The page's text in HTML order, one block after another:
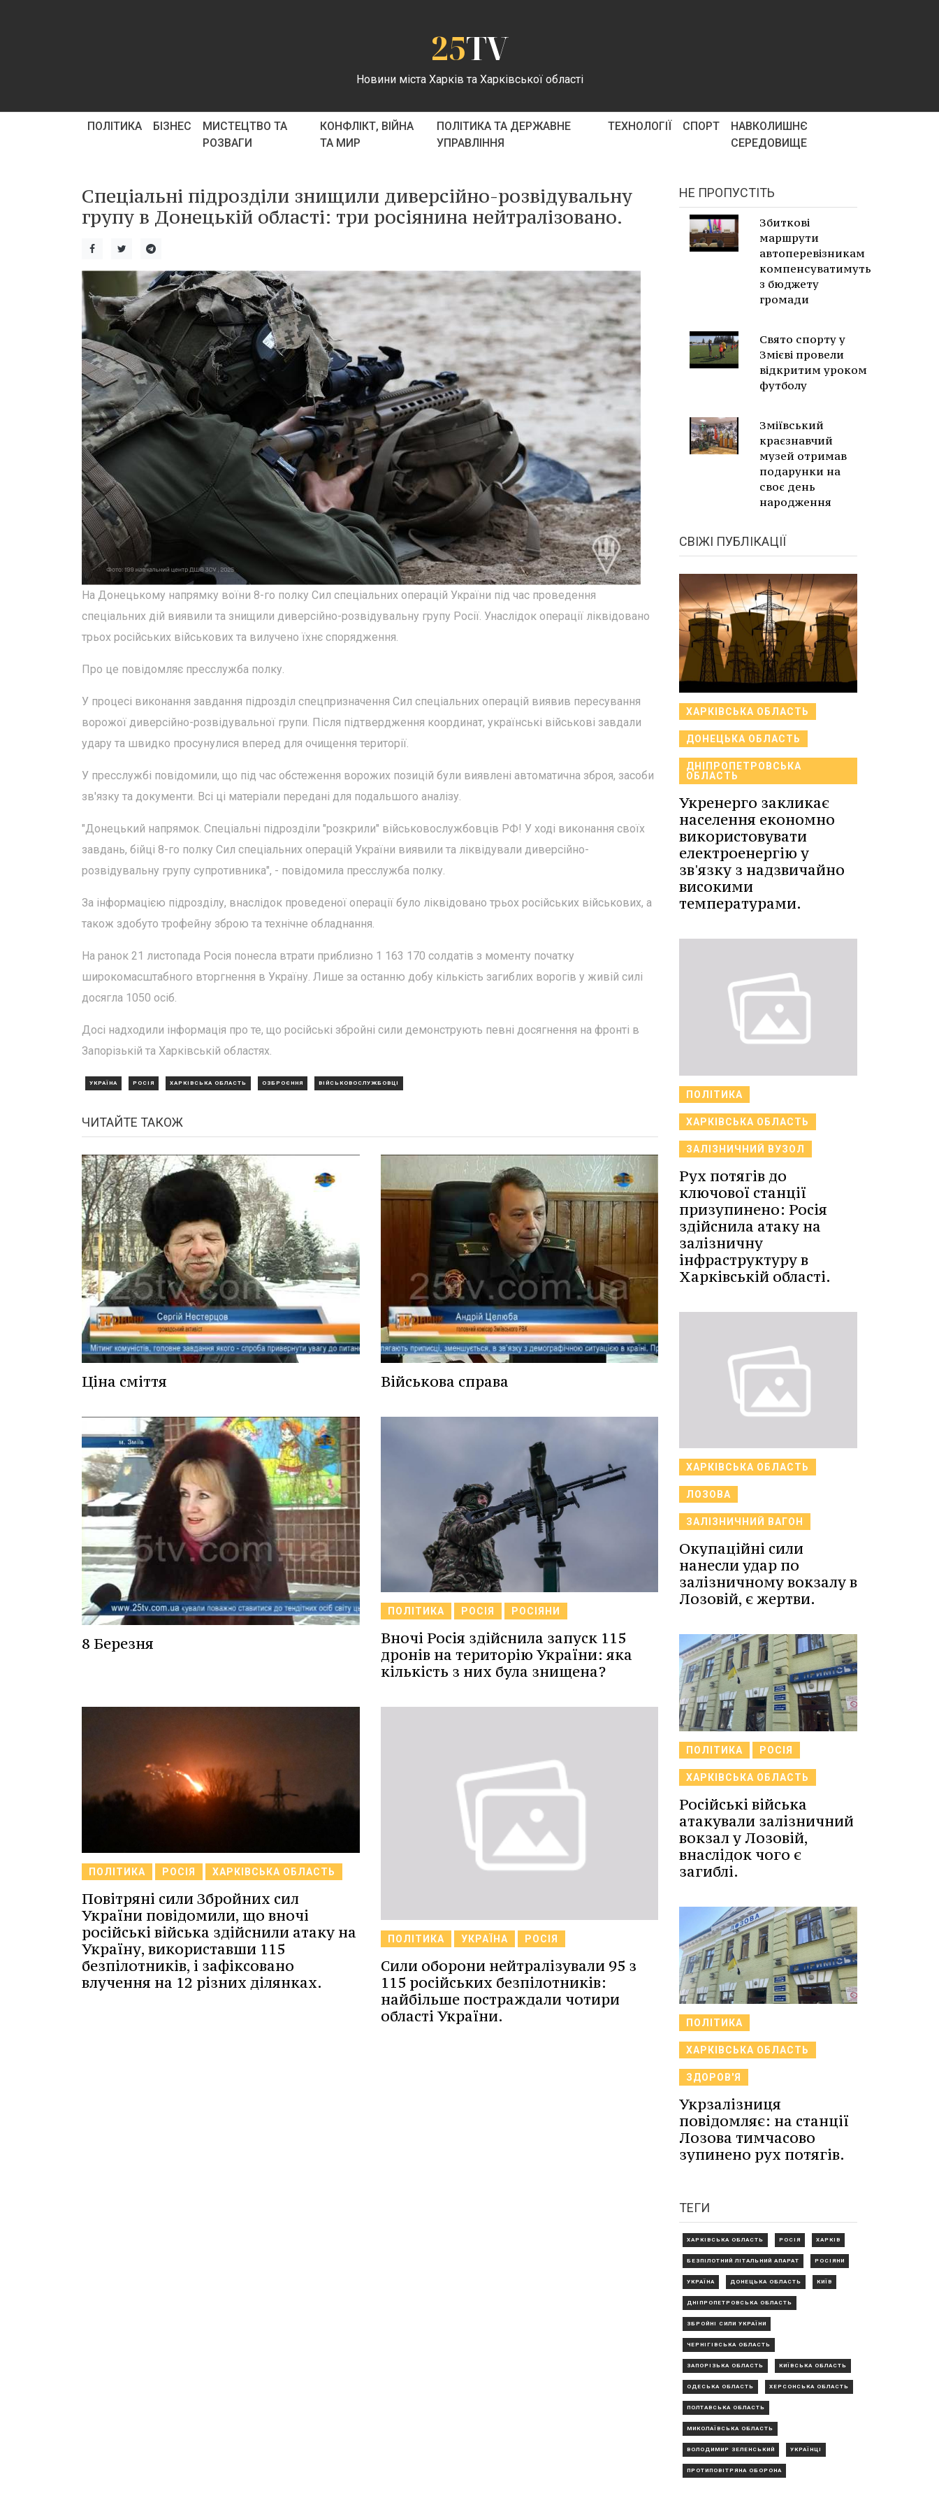
25TV
Новини міста Харків та Харківської області
ПОЛІТИКА БІЗНЕС
МИСТЕЦТВО ТА
РОЗВАГИ
КОНФЛІКТ, ВІЙНА
ТА МИР
ПОЛІТИКА ТА ДЕРЖАВНЕ
УПРАВЛІННЯ
ТЕХНОЛОГІЇ СПОРТ
НАВКОЛИШНЄ
СЕРЕДОВИЩЕ
Спеціальні підрозділи знищили диверсійно-розвідувальну
групу в Донецькій області: три росіянина нейтралізовано.
На Донецькому напрямку воїни 8-го полку Сил спеціальних операцій України під час проведення
спеціальних дій виявили та знищили диверсійно-розвідувальну групу Росії. Унаслідок операції ліквідовано
трьох російських військових та вилучено їхнє спорядження.
Про це повідомляє пресслужба полку.
У процесі виконання завдання підрозділ спецпризначення Сил спеціальних операцій виявив пересування
ворожої диверсійно-розвідувальної групи. Після підтвердження координат, українські військові завдали
удару та швидко просунулися вперед для очищення території.
У пресслужбі повідомили, що під час обстеження ворожих позицій були виявлені автоматична зброя, засоби
зв'язку та документи. Всі ці матеріали передані для подальшого аналізу.
"Донецький напрямок. Спеціальні підрозділи "розкрили" військовослужбовців РФ! У ході виконання своїх
завдань, бійці 8-го полку Сил спеціальних операцій України виявили та ліквідували диверсійно-
розвідувальну групу супротивника", - повідомила пресслужба полку.
За інформацією підрозділу, внаслідок проведеної операції було ліквідовано трьох російських військових, а
також здобуто трофейну зброю та технічне обладнання.
На ранок 21 листопада Росія понесла втрати приблизно 1 163 170 солдатів з моменту початку
широкомасштабного вторгнення в Україну. Лише за останню добу кількість загиблих ворогів у живій силі
досягла 1050 осіб.
Досі надходили інформація про те, що російські збройні сили демонструють певні досягнення на фронті в
Запорізькій та Харківській областях.
УКРАЇНА РОСІЯ ХАРКІВСЬКА ОБЛАСТЬ ОЗБРОЄННЯ ВІЙСЬКОВОСЛУЖБОВЦІ
ЧИТАЙТЕ ТАКОЖ
Ціна сміття Військова справа
8 Березня
ПОЛІТИКА РОСІЯ РОСІЯНИ
Вночі Росія здійснила запуск 115
дронів на територію України: яка
кількість з них була знищена?
ПОЛІТИКА РОСІЯ ХАРКІВСЬКА ОБЛАСТЬ
Повітряні сили Збройних сил
України повідомили, що вночі
російські війська здійснили атаку на
Україну, використавши 115
безпілотників, і зафіксовано
влучення на 12 різних ділянках.
ПОЛІТИКА УКРАЇНА РОСІЯ
Сили оборони нейтралізували 95 з
115 російських безпілотників:
найбільше постраждали чотири
області України.
НЕ ПРОПУСТІТЬ
Збиткові
маршрути
автоперевізникам
компенсуватимуть
з бюджету
громади
Свято спорту у
Змієві провели
відкритим уроком
футболу
Зміївський
краєзнавчий
музей отримав
подарунки на
своє день
народження
СВІЖІ ПУБЛІКАЦІЇ
ХАРКІВСЬКА ОБЛАСТЬ
ДОНЕЦЬКА ОБЛАСТЬ
ДНІПРОПЕТРОВСЬКА
ОБЛАСТЬ
Укренерго закликає
населення економно
використовувати
електроенергію у
зв'язку з надзвичайно
високими
температурами.
ПОЛІТИКА
ХАРКІВСЬКА ОБЛАСТЬ
ЗАЛІЗНИЧНИЙ ВУЗОЛ
Рух потягів до
ключової станції
призупинено: Росія
здійснила атаку на
залізничну
інфраструктуру в
Харківській області.
ХАРКІВСЬКА ОБЛАСТЬ
ЛОЗОВА
ЗАЛІЗНИЧНИЙ ВАГОН
Окупаційні сили
нанесли удар по
залізничному вокзалу в
Лозовій, є жертви.
ПОЛІТИКА РОСІЯ
ХАРКІВСЬКА ОБЛАСТЬ
Російські війська
атакували залізничний
вокзал у Лозовій,
внаслідок чого є
загиблі.
ПОЛІТИКА
ХАРКІВСЬКА ОБЛАСТЬ
ЗДОРОВ'Я
Укрзалізниця
повідомляє: на станції
Лозова тимчасово
зупинено рух потягів.
ТЕГИ
ХАРКІВСЬКА ОБЛАСТЬ РОСІЯ ХАРКІВ
БЕЗПІЛОТНИЙ ЛІТАЛЬНИЙ АПАРАТ РОСІЯНИ
УКРАЇНА ДОНЕЦЬКА ОБЛАСТЬ КИЇВ
ДНІПРОПЕТРОВСЬКА ОБЛАСТЬ
ЗБРОЙНІ СИЛИ УКРАЇНИ
ЧЕРНІГІВСЬКА ОБЛАСТЬ
ЗАПОРІЗЬКА ОБЛАСТЬ КИЇВСЬКА ОБЛАСТЬ
ОДЕСЬКА ОБЛАСТЬ ХЕРСОНСЬКА ОБЛАСТЬ
ПОЛТАВСЬКА ОБЛАСТЬ
МИКОЛАЇВСЬКА ОБЛАСТЬ
ВОЛОДИМИР ЗЕЛЕНСЬКИЙ УКРАЇНЦІ
ПРОТИПОВІТРЯНА ОБОРОНА